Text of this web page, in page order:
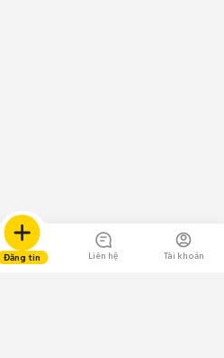
Đăng tin Liên hệ Tài khoản